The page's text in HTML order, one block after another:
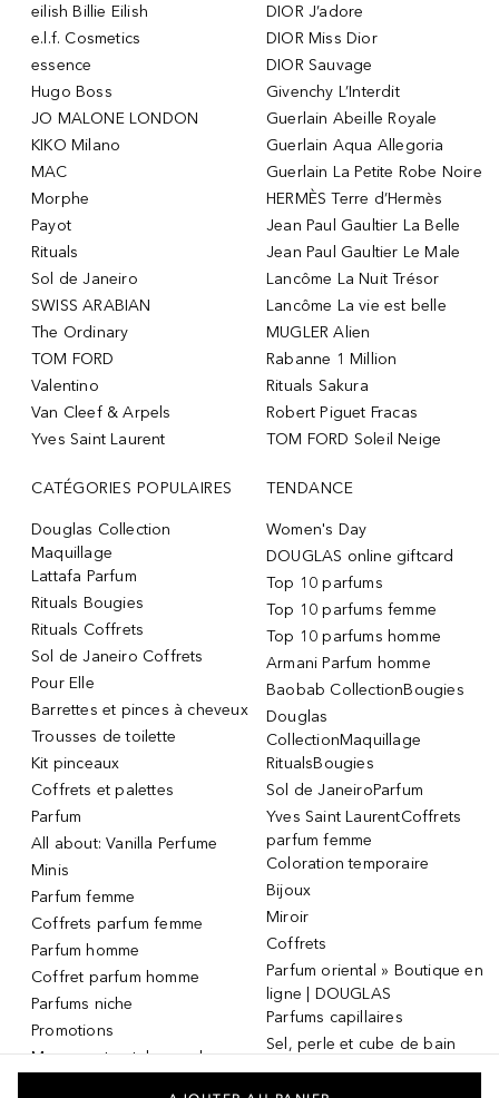
eilish Billie Eilish
e.l.f. Cosmetics
essence
Hugo Boss
JO MALONE LONDON
KIKO Milano
MAC
Morphe
Payot
Rituals
Sol de Janeiro
SWISS ARABIAN
The Ordinary
TOM FORD
Valentino
Van Cleef & Arpels
Yves Saint Laurent
DIOR J’adore
DIOR Miss Dior
DIOR Sauvage
Givenchy L’Interdit
Guerlain Abeille Royale
Guerlain Aqua Allegoria
Guerlain La Petite Robe Noire
HERMÈS Terre d’Hermès
Jean Paul Gaultier La Belle
Jean Paul Gaultier Le Male
Lancôme La Nuit Trésor
Lancôme La vie est belle
MUGLER Alien
Rabanne 1 Million
Rituals Sakura
Robert Piguet Fracas
TOM FORD Soleil Neige
CATÉGORIES POPULAIRES
Douglas Collection
Maquillage
Lattafa Parfum
Rituals Bougies
Rituals Coffrets
Sol de Janeiro Coffrets
Pour Elle
Barrettes et pinces à cheveux
Trousses de toilette
Kit pinceaux
Coffrets et palettes
Parfum
All about: Vanilla Perfume
Minis
Parfum femme
Coffrets parfum femme
Parfum homme
Coffret parfum homme
Parfums niche
Promotions
Masque et patch pour les
TENDANCE
Women's Day
DOUGLAS online giftcard
Top 10 parfums
Top 10 parfums femme
Top 10 parfums homme
Armani Parfum homme
Baobab CollectionBougies
Douglas
CollectionMaquillage
RitualsBougies
Sol de JaneiroParfum
Yves Saint LaurentCoffrets
parfum femme
Coloration temporaire
Bijoux
Miroir
Coffrets
Parfum oriental » Boutique en
ligne | DOUGLAS
Parfums capillaires
Sel, perle et cube de bain
Dermaroller